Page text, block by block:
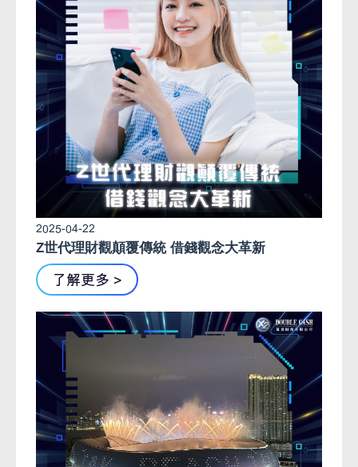
2025-04-22
Z世代理財觀顛覆傳統 借錢觀念大革新
了解更多 >